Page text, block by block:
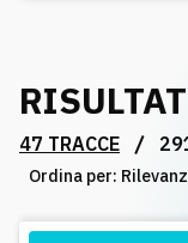
Playlist
Licenze
47 TRACCE /
Ordina per: